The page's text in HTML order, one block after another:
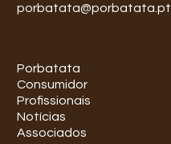
porbatata@porbatata.pt
Porbatata
Consumidor
Profissionais
Notícias
Associados